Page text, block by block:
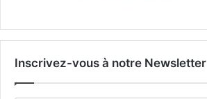
Inscrivez-vous à notre Newsletter